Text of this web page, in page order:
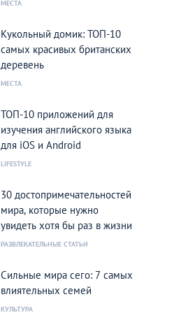
МЕСТА
Кукольный домик: ТОП-10
самых красивых британских
деревень
МЕСТА
ТОП-10 приложений для
изучения английского языка
для iOS и Android
LIFESTYLE
30 достопримечательностей
мира, которые нужно
увидеть хотя бы раз в жизни
РАЗВЛЕКАТЕЛЬНЫЕ СТАТЬИ
Сильные мира сего: 7 самых
влиятельных семей
КУЛЬТУРА